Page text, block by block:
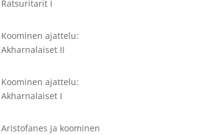
Ratsuritarit I
Koominen ajattelu:
Akharnalaiset II
Koominen ajattelu:
Akharnalaiset I
Aristofanes ja koominen